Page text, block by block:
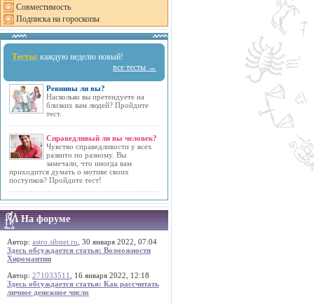
Совместимость
Подписка на гороскопы
Тесты: каждую неделю новый!
все тесты →
Ревнивы ли вы?
Насколько вы претендуете на
близких вам людей? Пройдите
тест.
Справедливый ли вы человек?
Чувство справедливости у всех
развито по разному. Вы
замечали, что иногда вам
приходится думать о мотиве своих
поступков? Пройдите тест!
На форуме
Автор: astro.sibnet.ru , 30 января 2022, 07:04
Здесь обсуждается статья: Возможности
Хиромантии
Автор: 271033511
, 16 января 2022, 12:18
Здесь обсуждается статья: Как рассчитать
личное денежное число